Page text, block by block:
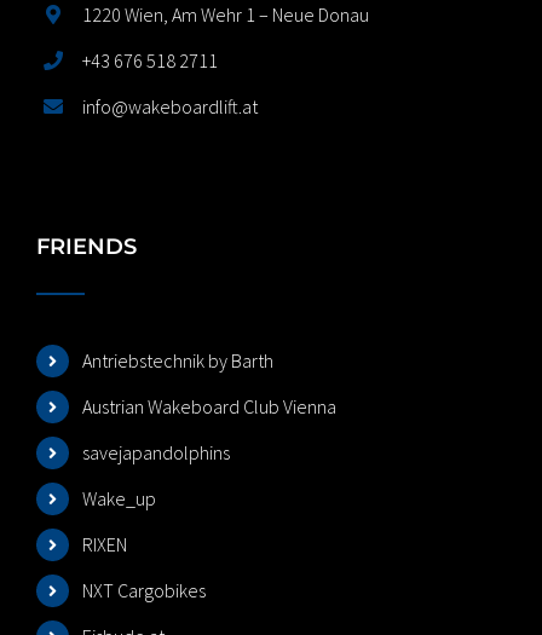
1220 Wien, Am Wehr 1 – Neue Donau
+43 676 518 2711
info@wakeboardlift.at
FRIENDS
Antriebstechnik by Barth
Austrian Wakeboard Club Vienna
savejapandolphins
Wake_up
RIXEN
NXT Cargobikes